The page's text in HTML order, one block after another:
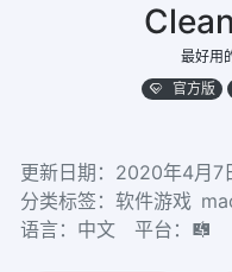
最好用
官方版
更新日期：2020年4月7
分类标签： 软件游戏
语言：中文
平台：